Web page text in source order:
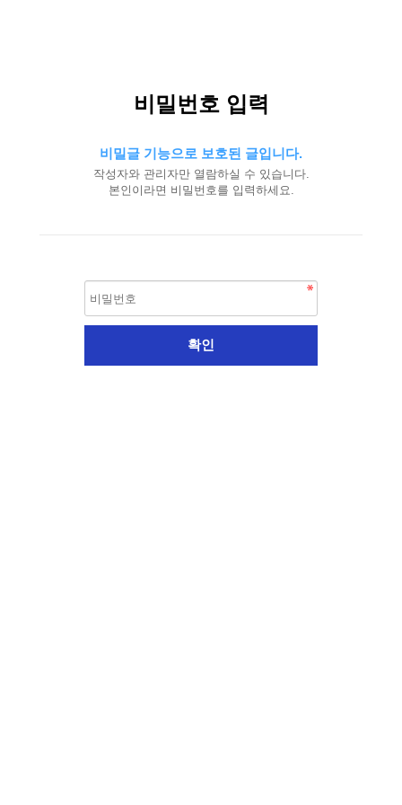
비밀번호 입력
비밀글 기능으로 보호된 글입니다.
작성자와 관리자만 열람하실 수 있습니다.
본인이라면 비밀번호를 입력하세요.